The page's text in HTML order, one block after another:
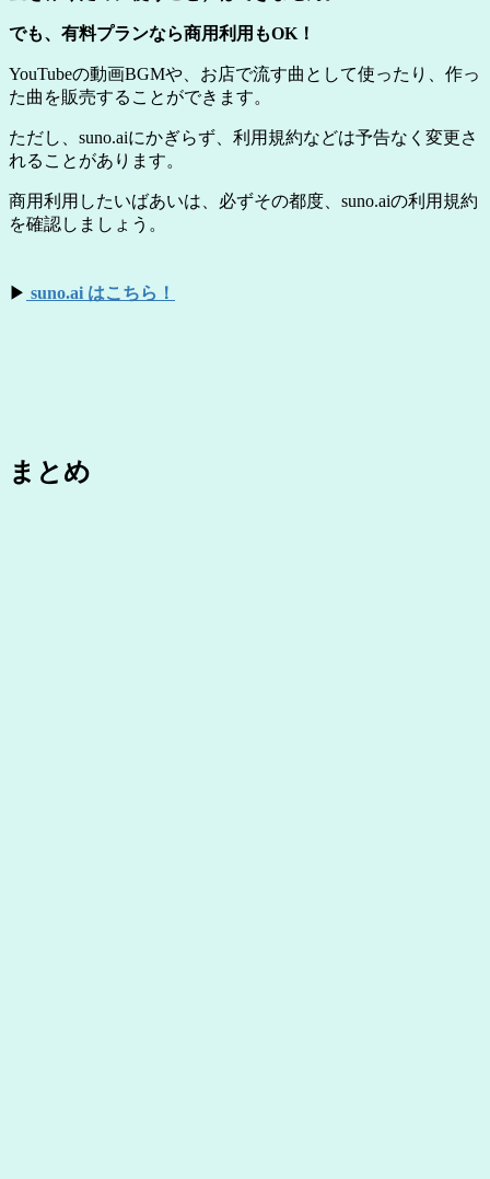
でも、有料プランなら商用利用もOK！
YouTubeの動画BGMや、お店で流す曲として使ったり、作っ
た曲を販売することができます。
ただし、suno.aiにかぎらず、利用規約などは予告なく変更さ
れることがあります。
商用利用したいばあいは、必ずその都度、suno.aiの利用規約
を確認しましょう。
▶ suno.ai はこちら！
まとめ